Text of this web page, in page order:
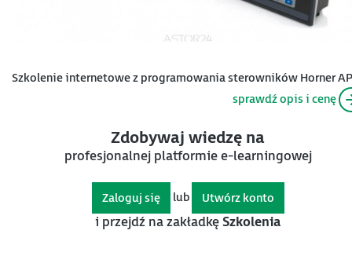
Szkolenie internetowe z programowania sterowników Horner
sprawdź opis i cenę
Zdobywaj wiedzę na
profesjonalnej platformie e-learningowej
Zaloguj się lub Utwórz konto
i przejdź na zakładkęSzkolenia